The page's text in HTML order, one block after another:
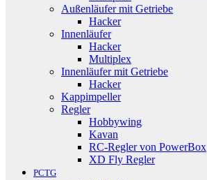
Außenläufer mit Getriebe
Hacker
Innenläufer
Hacker
Multiplex
Innenläufer mit Getriebe
Hacker
Kappimpeller
Regler
Hobbywing
Kavan
RC-Regler von PowerBox
XD Fly Regler
PCTG